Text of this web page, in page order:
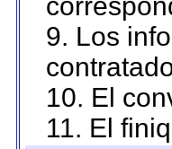
9. Los
10. El
11. El